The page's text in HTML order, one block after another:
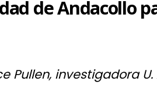
de Andacollo
Pullen, investigadora U.